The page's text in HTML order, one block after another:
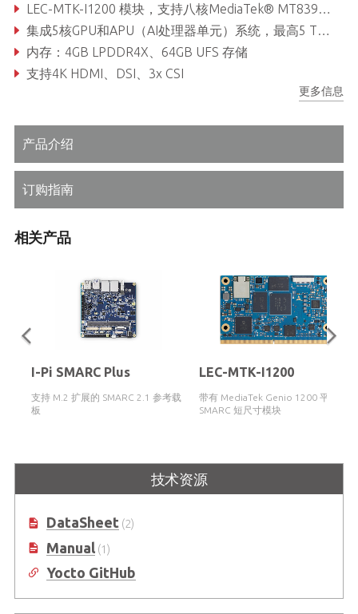
LEC-MTK-I1200 模块，支持八核MediaTek® MT8395 (Arm® Cortex-A78 x4 + A55 x4)处理器
集成5核GPU和APU（AI处理器单元）系统，最高5 TOPS
内存：4GB LPDDR4X、64GB UFS 存储
支持4K HDMI、DSI、3x CSI
双 GbE、CAN 总线、PCIe Gen3、USB 2.0、USB 3.0更多信息
产品介绍
订购指南
相关产品
I-Pi SMARC Plus
支持 M.2 扩展的 SMARC 2.1 参考载
板
LEC-MTK-I1200
带有 MediaTek Genio 1200 平台的
SMARC 短尺寸模块
技术资源
DataSheet(2)
Manual(1)
Yocto GitHub